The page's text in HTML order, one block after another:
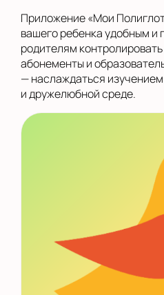
Приложение «Мои
вашего ребенка удобным и
родителям
абонементы и
— наслаждаться
и дружелюбной среде.